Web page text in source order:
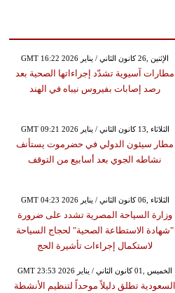
GMT 16:22 2026 الإثنين ,26 كانون الثاني / يناير
مطارات آسيوية تشدّد إجراءاتها الصحية بعد
رصد إصابات بفيروس نيباه في الهند
GMT 09:21 2026 الثلاثاء ,13 كانون الثاني / يناير
مطار سيئون الدولي في حضرموت يستأنف
نشاطه الجوي بعد أسابيع من التوقف
GMT 04:23 2026 الثلاثاء ,06 كانون الثاني / يناير
وزارة السياحة المصرية تشدد على ضرورة
"شهادة الاستطاعة الصحية" لحجاج السياحة
لاستكمال إجراءات تأشيرة الحج
GMT 23:53 2026 الخميس ,01 كانون الثاني / يناير
السعودية تطلق دليلاً موحداً لتنظيم الأنشطة